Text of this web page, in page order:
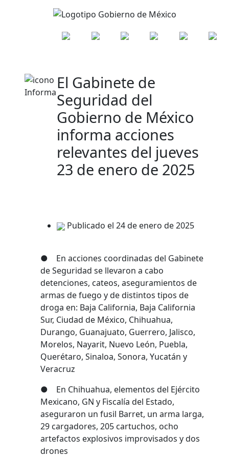
El Gabinete de
Seguridad del
Gobierno de México
informa acciones
relevantes del jueves
23 de enero de 2025
Publicado el 24 de enero de 2025
● En acciones coordinadas del Gabinete
de Seguridad se llevaron a cabo
detenciones, cateos, aseguramientos de
armas de fuego y de distintos tipos de
droga en: Baja California, Baja California
Sur, Ciudad de México, Chihuahua,
Durango, Guanajuato, Guerrero, Jalisco,
Morelos, Nayarit, Nuevo León, Puebla,
Querétaro, Sinaloa, Sonora, Yucatán y
Veracruz
● En Chihuahua, elementos del Ejército
Mexicano, GN y Fiscalía del Estado,
aseguraron un fusil Barret, un arma larga,
29 cargadores, 205 cartuchos, ocho
artefactos explosivos improvisados y dos
drones